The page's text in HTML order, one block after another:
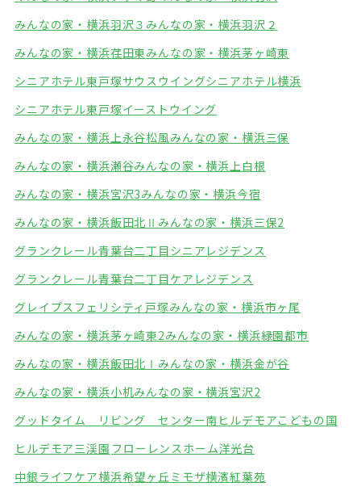
みんなの家・横浜羽沢３ みんなの家・横浜羽沢２
みんなの家・横浜荏田東みんなの家・横浜茅ヶ崎東
シニアホテル東戸塚サウスウイングシニアホテル横浜
シニアホテル東戸塚イーストウイング
みんなの家・横浜上永谷松風みんなの家・横浜三保
みんなの家・横浜瀬谷みんなの家・横浜上白根
みんなの家・横浜宮沢3みんなの家・横浜今宿
みんなの家・横浜飯田北Ⅱ みんなの家・横浜三保2
グランクレール青葉台二丁目シニアレジデンス
グランクレール青葉台二丁目ケアレジデンス
グレイプスフェリシティ戸塚みんなの家・横浜市ヶ尾
みんなの家・横浜茅ヶ崎東2みんなの家・横浜緑園都市
みんなの家・横浜飯田北Ⅰ みんなの家・横浜金が谷
みんなの家・横浜小机みんなの家・横浜宮沢2
グッドタイム リビング センター南 ヒルデモアこどもの国
ヒルデモア三渓園 フローレンスホーム洋光台
中銀ライフケア横浜希望ヶ丘 ミモザ横濱紅葉苑